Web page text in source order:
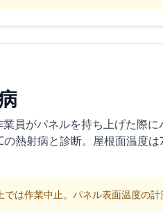
員がパネルを持ち上げた際に
熱射病と診断。屋根面温度
は作業中止。パネル表面温度の計